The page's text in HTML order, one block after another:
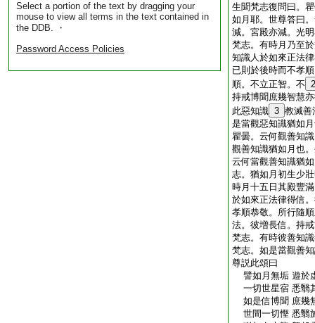
Select a portion of the text by dragging your
mouse to view all terms in the text contained in
the DDB. ・
Password Access Policies
生聞梵志復問曰。
如月耶。世尊答曰
減。宮殿亦減。光
梵志。有時月乃至
知識人於如來正法
已則於後時而不孝
順。不立正智。不 2
持戒博聞庶幾智慧
此惡知識 3 教滅善
是當觀惡知識猶如
瞿曇。云何觀善知
觀善知識猶如月也
云何當觀善知識猶
志。猶如月初生少
時月十五日其殿豐
於如來正法律得信
孝順恭敬。所行隨
法。彼増長信。持
梵志。有時彼善知
梵志。如是當觀善
尊説此頌曰
譬如月無垢 遊於
一切世星宿 悉翳
如是信博聞 庶幾
世間一切慳 悉翳